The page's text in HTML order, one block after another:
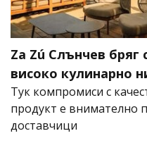
Za Zú Слънчев
високо кулинарно
Тук компромиси с
продукт е внимателно
доставчици